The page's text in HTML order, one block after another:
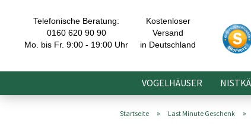
Telefonische Beratung:
0160 620 90 90
Mo. bis Fr. 9:00 - 19:00 Uhr
Kostenloser
Versand
in Deutschland
VOGELHÄUSER
Startseite » Last Minute Geschenk »